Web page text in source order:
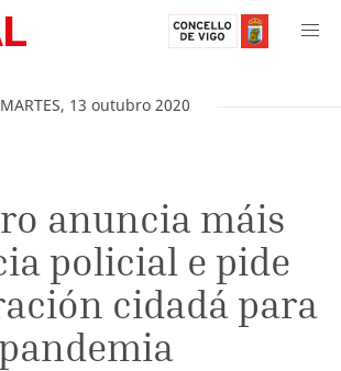
MARTES, 13 outubro 2020
anuncia máis
policial e pide
cidadá para